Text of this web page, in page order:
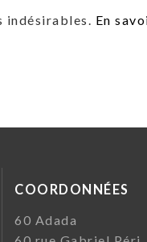
indésirables. En
COORDONNÉES
60